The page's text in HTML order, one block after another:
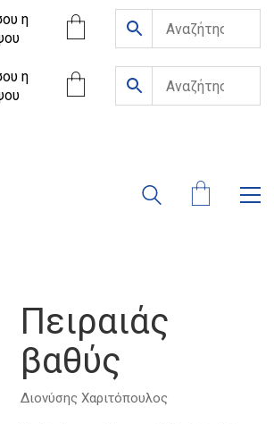
η
η
Πειραιάς
βαθύς
Διονύσης Χαριτόπουλος